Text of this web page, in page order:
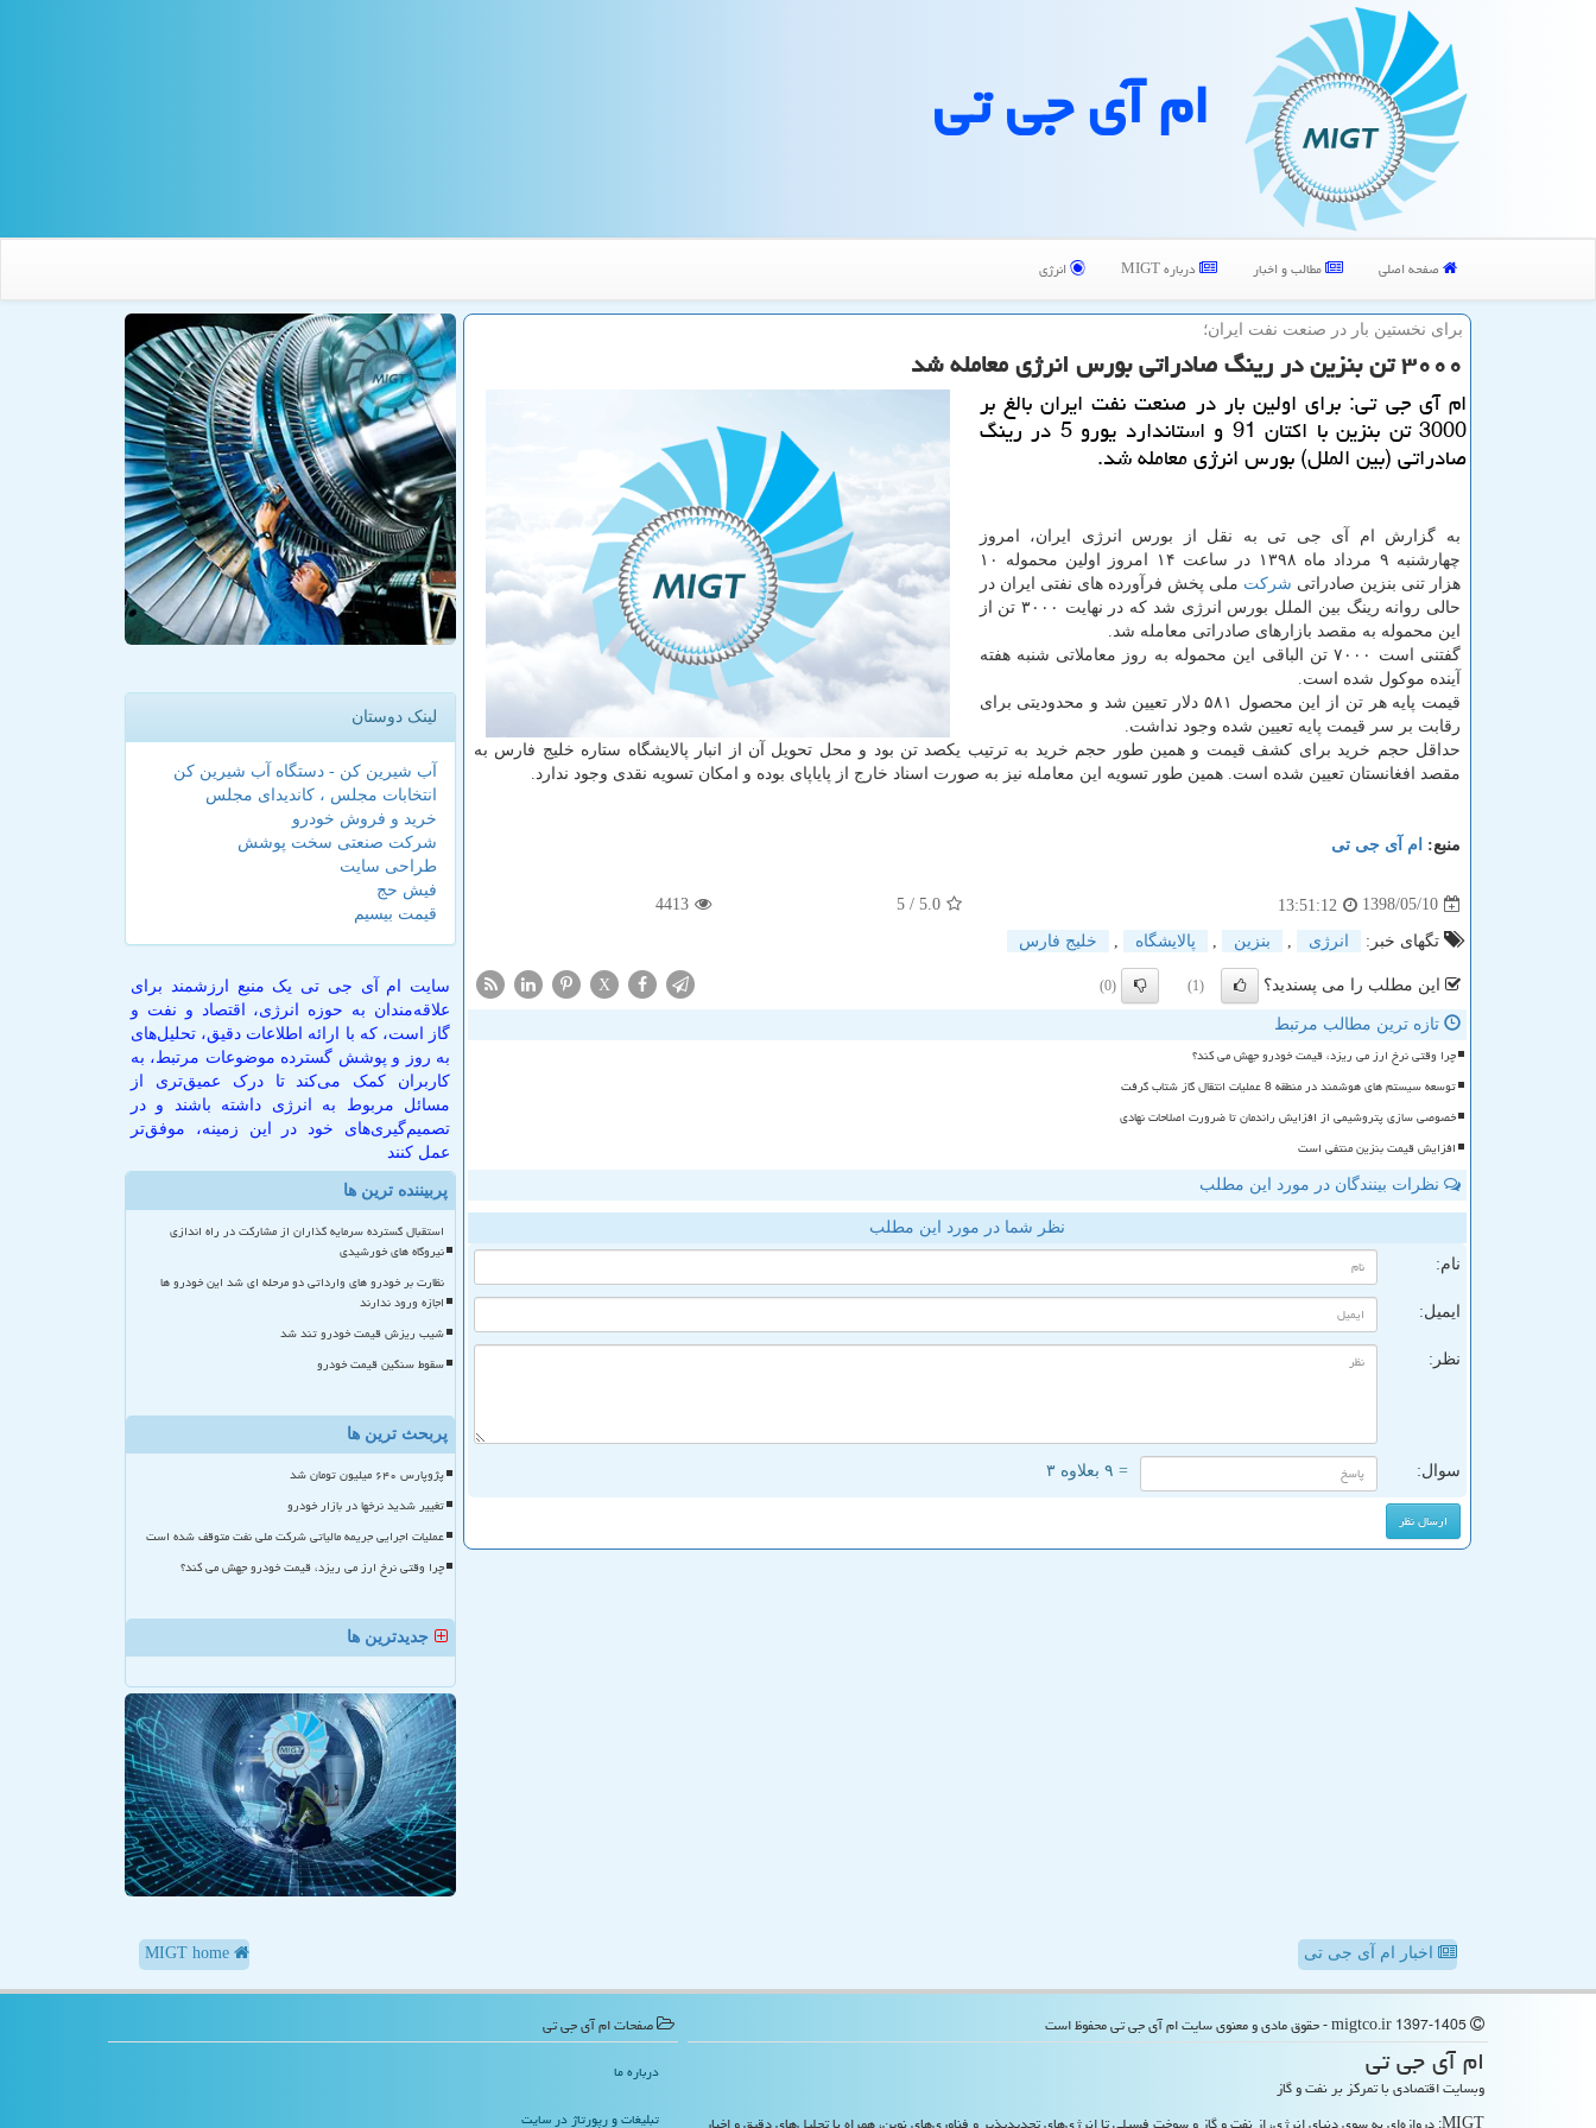
ام آی جی تی
صفحه اصلی مطالب و اخبار درباره MIGT انرژی
برای نخستین بار در صنعت نفت ایران؛
۳۰۰۰ تن بنزین در رینگ صادراتی بورس انرژی معامله شد
ام آی جی تی: برای اولین بار در صنعت نفت ایران بالغ بر
3000 تن بنزین با اكتان 91 و استاندارد یورو 5 در رینگ
صادراتی (بین الملل) بورس انرژی معامله شد.
به گزارش ام آی جی تی به نقل از بورس انرژی ایران، امروز
چهارشنبه ۹ مرداد ماه ۱۳۹۸ در ساعت ۱۴ امروز اولین محموله ۱۰
هزار تنی بنزین صادراتی شركت ملی پخش فرآورده های نفتی ایران در
حالی روانه رینگ بین الملل بورس انرژی شد كه در نهایت ۳۰۰۰ تن از
این محموله به مقصد بازارهای صادراتی معامله شد.
گفتنی است ۷۰۰۰ تن الباقی این محموله به روز معاملاتی شنبه هفته
آینده موكول شده است.
قیمت پایه هر تن از این محصول ۵۸۱ دلار تعیین شد و محدودیتی برای
رقابت بر سر قیمت پایه تعیین شده وجود نداشت.
حداقل حجم خرید برای كشف قیمت و همین طور حجم خرید به ترتیب یكصد تن بود و محل تحویل آن از انبار پالایشگاه ستاره خلیج فارس به
مقصد افغانستان تعیین شده است. همین طور تسویه این معامله نیز به صورت اسناد خارج از پایاپای بوده و امكان تسویه نقدی وجود ندارد.
منبع: ام آی جی تی
1398/05/10
13:51:12
5.0
/ 5
4413
تگهای خبر: انرژی بنزین پالایشگاه خلیج فارس
این مطلب را می پسندید؟ (1)
(0)
X
تازه ترین مطالب مرتبط
چرا وقتی نرخ ارز می ریزد، قیمت خودرو جهش می کند؟
توسعه سیستم های هوشمند در منطقه 8 عملیات انتقال گاز شتاب گرفت
خصوصی سازی پتروشیمی از افزایش راندمان تا ضرورت اصلاحات نهادی
افزایش قیمت بنزین منتفی است
نظرات بینندگان در مورد این مطلب
نظر شما در مورد این مطلب
نام:
ایمیل:
نظر:
سوال: = ۹ بعلاوه ۳
لینک دوستان
آب شیرین کن - دستگاه آب شیرین کن
انتخابات مجلس ، کاندیدای مجلس
خرید و فروش خودرو
شرکت صنعتی سخت پوشش
طراحی سایت
فیش حج
قیمت بیسیم
سایت ام آی جی تی یک منبع ارزشمند برای
علاقه‌مندان به حوزه انرژی، اقتصاد و نفت و
گاز است، که با ارائه اطلاعات دقیق، تحلیل‌های
به روز و پوشش گسترده موضوعات مرتبط، به
کاربران کمک می‌کند تا درک عمیق‌تری از
مسائل مربوط به انرژی داشته باشند و در
تصمیم‌گیری‌های خود در این زمینه، موفق‌تر
عمل کنند
پربیننده ترین ها
استقبال گسترده سرمایه گذاران از مشارکت در راه اندازی
نیروگاه های خورشیدی
نظارت بر خودرو های وارداتی دو مرحله ای شد این خودرو ها
اجازه ورود ندارند
شیب ریزش قیمت خودرو تند شد
سقوط سنگین قیمت خودرو
پربحث ترین ها
پژوپارس ۶۴۰ میلیون تومان شد
تغییر شدید نرخها در بازار خودرو
عملیات اجرایی جریمه مالیاتی شرکت ملی نفت متوقف شده است
چرا وقتی نرخ ارز می ریزد، قیمت خودرو جهش می کند؟
جدیدترین ها
اخبار ام آی جی تی
ام آی جی تی
وبسایت اقتصادی با تمرکز بر نفت و گاز
صفحات ام آی جی تی
درباره ما
تبلیغات و رپورتاژ در سایت